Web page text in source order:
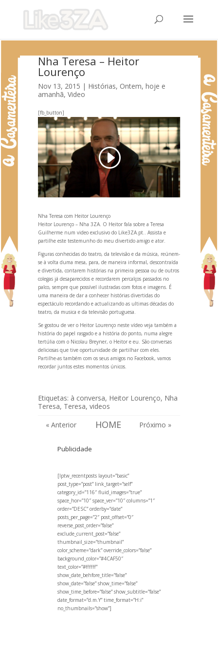
Nha Teresa – Heitor
Lourenço
Nov 13, 2015 | Histórias, Ontem, hoje e
amanhã, Video
[fb_button]
Nha Teresa com Heitor Lourenço
Heitor Lourenço – Nha 3ZA. O Heitor fala sobre a Teresa
Guilherme num video exclusivo do Like3ZA.pt.. Assista e
partilhe este testemunho do meu divertido amigo e ator.
Figuras conhecidas do teatro, da televisão e da música, reúnem-
se à volta duma mesa, para, de maneira informal, descontraída
e divertida, contarem histórias na primeira pessoa ou de outros
colegas já desaparecidos e recordarem percalços passados no
palco, sempre que possível ilustradas com fotos e imagens. É
uma maneira de dar a conhecer histórias divertidas do
espectáculo recordando e actualizando as ultimas décadas do
teatro, da musica e da televisão portuguesa.
Se gostou de ver o Heitor Lourenço neste vídeo veja também a
história do papel rasgadoe a história do ponto, numa alegre
tertúlia com o Nicolau Breyner, o Heitor e eu. São conversas
deliciosas que tive oportunidade de partilhar com eles.
Partilhe-as também com os seus amigos no Facebook, vamos
recordar juntos estes momentos únicos.
Etiquetas: à conversa, Heitor Lourenço, Nha
Teresa, Teresa, videos
« Anterior
HOME Próximo »
Publicidade
[lptw_recentposts layout=”basic”
post_type=”post” link_target=”self”
category_id=”116″ fluid_images=”true”
space_hor=”10″ space_ver=”10″ columns=”1″
order=”DESC” orderby=”date”
posts_per_page=”2″ post_offset=”0″
reverse_post_order=”false”
exclude_current_post=”false”
thumbnail_size=”thumbnail”
color_scheme=”dark” override_colors=”false”
background_color=”#4CAF50″
text_color=”#ffffff”
show_date_behfore_title=”false”
show_date=”false” show_time=”false”
show_time_before=”false” show_subtitle=”false”
date_format=”d.m.Y” time_format=”H:i”
no_thumbnails=”show”]